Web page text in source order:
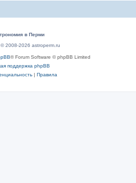
в Перми
2008-2026 astroperm.ru
® Forum Software © phpBB Limited
поддержка phpBB
| Правила